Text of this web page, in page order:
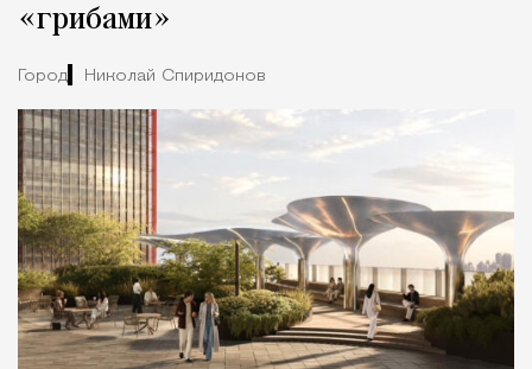
«грибами»
Город Николай Спиридонов